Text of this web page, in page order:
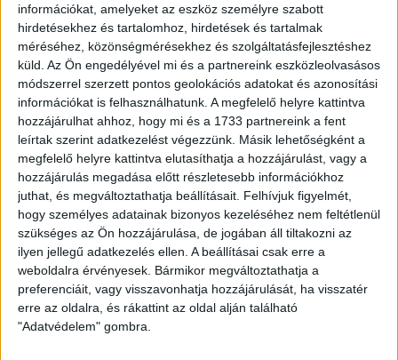
információkat, amelyeket az eszköz személyre szabott
hirdetésekhez és tartalomhoz, hirdetések és tartalmak
méréséhez, közönségmérésekhez és szolgáltatásfejlesztéshez
küld. Az Ön engedélyével mi és a partnereink eszközleolvasásos
módszerrel szerzett pontos geolokációs adatokat és azonosítási
információkat is felhasználhatunk. A megfelelő helyre kattintva
hozzájárulhat ahhoz, hogy mi és a 1733 partnereink a fent
leírtak szerint adatkezelést végezzünk. Másik lehetőségként a
megfelelő helyre kattintva elutasíthatja a hozzájárulást, vagy a
hozzájárulás megadása előtt részletesebb információkhoz
juthat, és megváltoztathatja beállításait. Felhívjuk figyelmét,
hogy személyes adatainak bizonyos kezeléséhez nem feltétlenül
szükséges az Ön hozzájárulása, de jogában áll tiltakozni az
ilyen jellegű adatkezelés ellen. A beállításai csak erre a
weboldalra érvényesek. Bármikor megváltoztathatja a
preferenciáit, vagy visszavonhatja hozzájárulását, ha visszatér
erre az oldalra, és rákattint az oldal alján található
"Adatvédelem" gombra.
Siófok, Eladó Társasházi lakás, Családi ház
Zalaegerszeg, Eladó Társasházi lakás
Budaörs
, Eladó Társasházi lakás
Balatonfüred, Eladó Családi ház
Kecskemét , Eladó Társasházi lakás
Győr, Eladó Társasházi lakás, Családi ház, Garázs,
Házrész, Hotel, Üzlethelyiség
Csorna, Eladó Családi ház